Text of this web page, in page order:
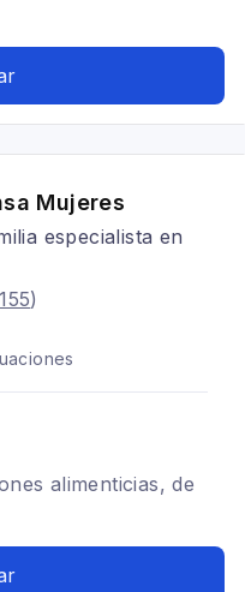
Mujeres
especialista en
155)
alimenticias, de